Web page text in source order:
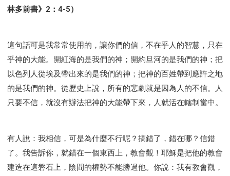
林多前書》2：4-5）
這句話可是我常常使用的，讓你們的信，不在乎人的智慧，只在
乎神的大能。開紅海的是我們的神；開約旦河的是我們的神；把
以色列人從埃及帶出來的是我們的神；把神的百姓帶到應許之地
的是我們的神。從歷史上說，所有的悲劇就是因為人的不信。人
只要不信，就沒有辦法把神的大能帶下來，人就活在轄制當中。
有人說：我相信，可是為什麼不行呢？搞錯了，錯在哪？信錯
了。我告訴你，就錯在一個東西上，教會觀！耶穌是把他的教會
建造在這磐石上，陰間的權勢不能勝過他。你說：我有教會觀，